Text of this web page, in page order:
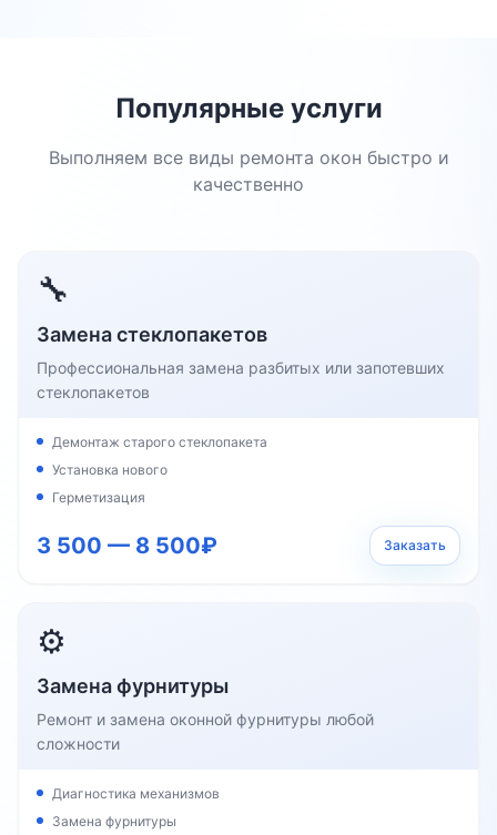
Популярные услуги
Выполняем все виды ремонта окон быстро и
качественно
🔧
Замена стеклопакетов
Профессиональная замена разбитых или запотевших
стеклопакетов
Демонтаж старого стеклопакета
Установка нового
Герметизация
3 500 — 8 500₽ Заказать
⚙️
Замена фурнитуры
Ремонт и замена оконной фурнитуры любой
сложности
Диагностика механизмов
Замена фурнитуры